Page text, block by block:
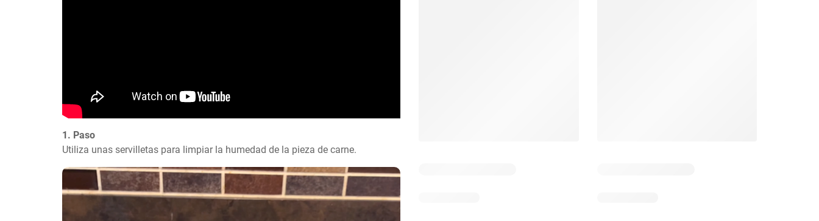
1. Paso
Utiliza unas servilletas para limpiar la humedad de la pieza de carne.